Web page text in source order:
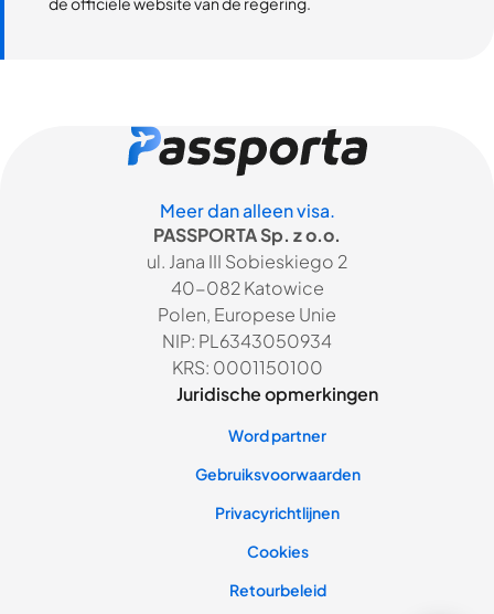
Meer dan alleen visa.
PASSPORTA Sp. z o.o.
ul. Jana III Sobieskiego 2
40-082 Katowice
Polen, Europese Unie
NIP: PL6343050934
KRS: 0001150100
Juridische opmerkingen
Word partner
Gebruiksvoorwaarden
Privacyrichtlijnen
Cookies
Retourbeleid